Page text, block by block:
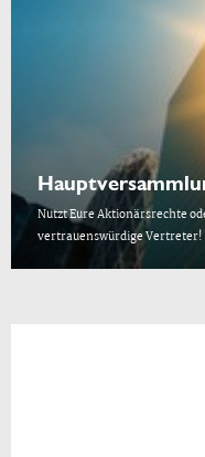
Nutzt Eure Aktionärsrechte
vertrauenswürdige Vertreter!